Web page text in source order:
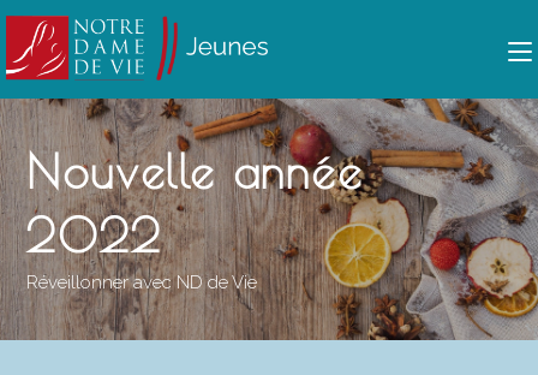
Nouvelle année
2022
Réveillonner avec ND de Vie
Ton prénom (facultatif)
Ton nom (facultatif)
Ton adresse électronique*
Ton prénom (facultatif)
Ton nom (facultatif)
Ton adresse électronique*